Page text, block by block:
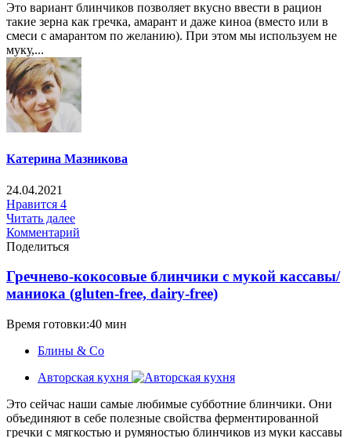
Это вариант блинчиков позволяет вкусно ввести в рацион
такие зерна как гречка, амарант и даже киноа (вместо или в
смеси с амарантом по желанию). При этом мы используем не
муку,...
Катерина Мазникова
24.04.2021
Нравится 4
Читать далее
Комментарий
Поделиться
Гречнево-кокосовые блинчики с мукой кассавы/
маниока (gluten-free, dairy-free)
Время готовки:40 мин
Блины & Co
Авторская кухня
Это сейчас наши самые любимые субботние блинчики. Они
объединяют в себе полезные свойства ферментированной
гречки с мягкостью и румяностью блинчиков из муки кассавы